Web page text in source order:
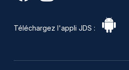
Téléchargez l'appli JDS :